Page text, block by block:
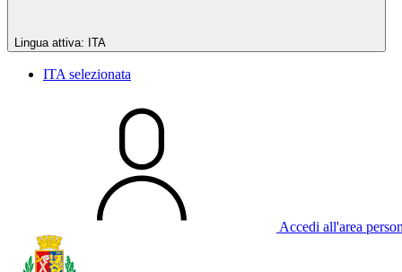
Lingua attiva: ITA
ITA selezionata
Accedi all'area